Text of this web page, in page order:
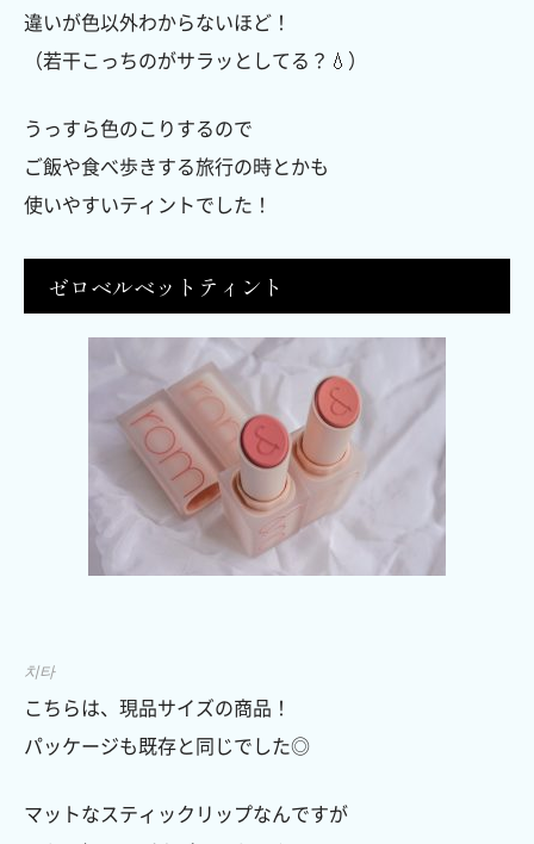
違いが色以外わからないほど！
（若干こっちのがサラッとしてる？💧）
うっすら色のこりするので
ご飯や食べ歩きする旅行の時とかも
使いやすいティントでした！
ゼロベルベットティント
치타
こちらは、現品サイズの商品！
パッケージも既存と同じでした◎
マットなスティックリップなんですが